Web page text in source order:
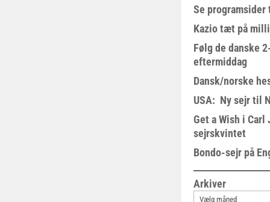
Se
Kazio tæt på
Følg de danske
eftermiddag
Dansk/norske
USA: Ny sejr til
Get a Wish i Carl
sejrskvintet
Bondo-sejr på
Arkiver